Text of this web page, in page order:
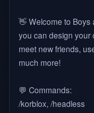
👋 Welcome to Boys
you can design your
meet new friends,
much more!
💬 Commands:
/korblox, /headless